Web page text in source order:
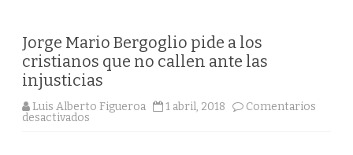
Jorge Mario Bergoglio pide a los
cristianos que no callen ante las
injusticias
Luis Alberto Figueroa 1 abril, 2018
Comentarios
desactivados